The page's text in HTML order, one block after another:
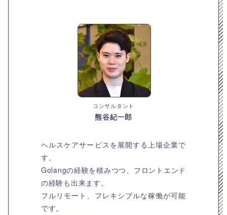
コンサルタント
熊谷紀一郎
ヘルスケアサービスを展開する上場企業で
す。
Golangの経験を積みつつ、フロントエンド
の経験も出来ます。
フルリモート、フレキシブルな稼働が可能
です。